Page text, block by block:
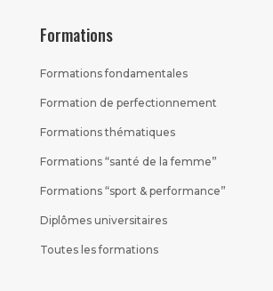
Formations
Formations fondamentales
Formation de perfectionnement
Formations thématiques
Formations “santé de la femme”
Formations “sport & performance”
Diplômes universitaires
Toutes les formations